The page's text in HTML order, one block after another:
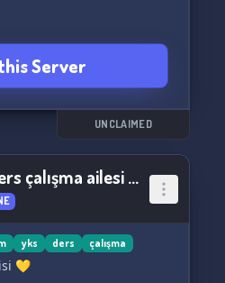
Server
UNCLAIMED
Başak’ın ders çalışma ailesi 💛
yks ders çalışma
💛